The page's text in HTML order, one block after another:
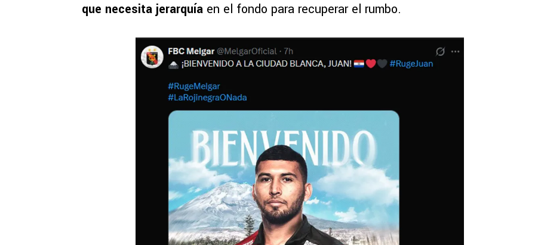
que necesita jerarquía en el fondo para recuperar el rumbo.